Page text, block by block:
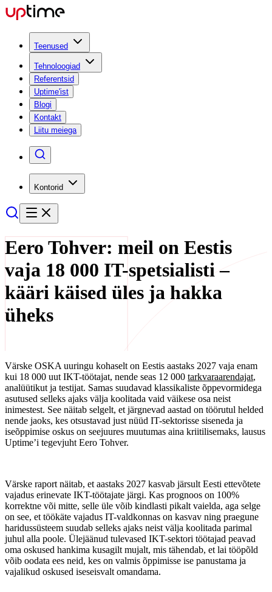
Teenused
Tehnoloogiad
Referentsid
Uptime'ist
Blogi
Kontakt
Liitu meiega
Kontorid
Eero Tohver: meil on Eestis
vaja 18 000 IT-spetsialisti –
kääri käised üles ja hakka
üheks
Värske OSKA uuringu kohaselt on Eestis aastaks 2027 vaja enam
kui 18 000 uut IKT-töötajat, nende seas 12 000 tarkvaraarendajat,
analüütikut ja testijat. Samas suudavad klassikaliste õppevormidega
asutused selleks ajaks välja koolitada vaid väikese osa neist
inimestest. See näitab selgelt, et järgnevad aastad on töörutul helded
nende jaoks, kes otsustavad just nüüd IT-sektorisse siseneda ja
iseõppimise oskus on seejuures muutumas aina kriitilisemaks, lausus
Uptime’i tegevjuht Eero Tohver.
Värske raport näitab, et aastaks 2027 kasvab järsult Eesti ettevõtete
vajadus erinevate IKT-töötajate järgi. Kas prognoos on 100%
korrektne või mitte, selle üle võib kindlasti pikalt vaielda, aga selge
on see, et töökäte vajadus IT-valdkonnas on kasvav ning praegune
haridussüsteem suudab selleks ajaks neist välja koolitada parimal
juhul alla poole. Ülejäänud tulevased IKT-sektori töötajad peavad
oma oskused hankima kusagilt mujalt, mis tähendab, et lai tööpõld
võib oodata ees neid, kes on valmis õppimisse ise panustama ja
vajalikud oskused iseseisvalt omandama.